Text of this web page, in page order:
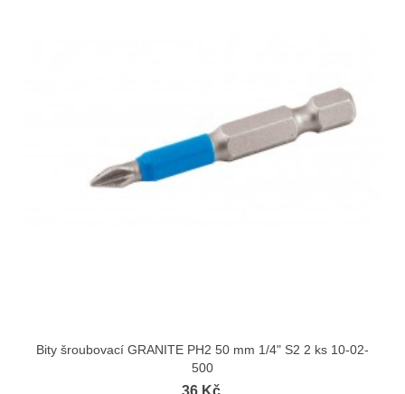
Bity šroubovací GRANITE PH2 50 mm 1/4" S2 2 ks 10-02-
500
36 Kč